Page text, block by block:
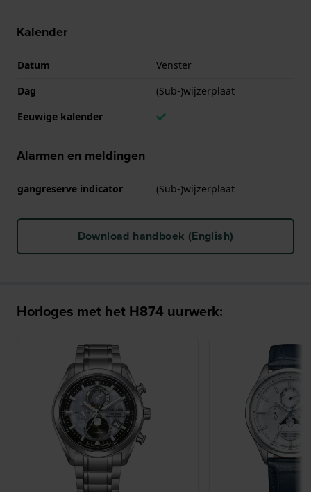
Kalender
Datum
Venster
Dag
(Sub-)wijzerplaat
Eeuwige kalender
Alarmen en meldingen
gangreserve indicator (Sub-)wijzerplaat
Download handboek (English)
Horloges met het H874 uurwerk: